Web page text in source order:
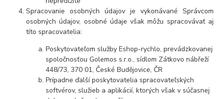
Spracovanie osobných údajov je vykonávané Správcom
osobných údajov, osobné údaje však môžu spracovávať aj
títo spracovatelia:
Poskytovateľom služby Eshop-rychlo, prevádzkovanej
spoločnosťou Golemos s.r.o., sídlom Zátkovo nábřeží
448/73, 370 01, České Budějovice, ČR
Prípadne ďalší poskytovatelia spracovateľských
softvérov, služieb a aplikácií, ktorých však v súčasnej